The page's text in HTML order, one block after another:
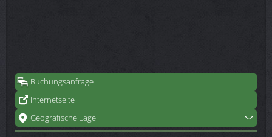
Buchungsanfrage
Internetseite
Geografische Lage